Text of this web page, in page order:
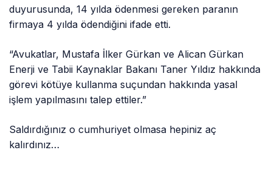
duyurusunda, 14 yılda ödenmesi gereken paranın
firmaya 4 yılda ödendiğini ifade etti.
“Avukatlar, Mustafa İlker Gürkan ve Alican Gürkan
Enerji ve Tabii Kaynaklar Bakanı Taner Yıldız hakkında
görevi kötüye kullanma suçundan hakkında yasal
işlem yapılmasını talep ettiler.”
Saldırdığınız o cumhuriyet olmasa hepiniz aç
kalırdınız…